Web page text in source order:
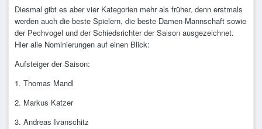
Diesmal gibt es aber vier Kategorien mehr als früher, denn erstmals
werden auch die beste Spielern, die beste Damen-Mannschaft sowie
der Pechvogel und der Schiedsrichter der Saison ausgezeichnet.
Hier alle Nominierungen auf einen Blick:
Aufsteiger der Saison:
1. Thomas Mandl
2. Markus Katzer
3. Andreas Ivanschitz